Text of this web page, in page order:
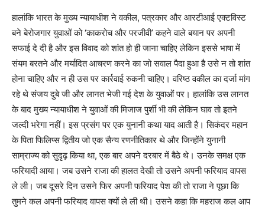
हालांकि भारत के मुख्य न्यायाधीश ने वकील, पत्रकार और आरटीआई एक्टविस्ट
बने बेरोजगार युवाओं को ‘काकरोच और परजीवी’ कहने वाले बयान पर अपनी
सफाई दे दी है और इस विवाद को शांत हो ही जाना चाहिए लेकिन इससे भाषा में
संयम बरतने और मर्यादित आचरण करने का जो सवाल पैदा हुआ है उसे न तो शांत
होना चाहिए और न ही उस पर कार्रवाई रुकनी चाहिए। वरिष्ठ वकील का दर्जा मांग
रहे थे संजय दुबे जी और लानत भेजी गई देश के युवाओं पर। हालांकि उस लानत
के बाद मुख्य न्यायाधीश ने युवाओं की मिजाज पुर्शी भी की लेकिन घाव तो इतने
जल्दी भरेगा नहीं। इस प्रसंग पर एक युनानी कथा याद आती है। सिकंदर महान
के पिता फिलिप्स द्वितीय जो एक सैन्य रणनीतिकार थे और जिन्होंने युनानी
साम्राज्य को सुदृढ़ किया था, एक बार अपने दरबार में बैठे थे। उनके समक्ष एक
फरियादी आया। जब उसने राजा की हालत देखी तो उसने अपनी फरियाद वापस
ले ली। जब दूसरे दिन उसने फिर अपनी फरियाद पेश की तो राजा ने पूछा कि
तुमने कल अपनी फरियाद वापस क्यों ले ली थी। उसने कहा कि महराज कल आप